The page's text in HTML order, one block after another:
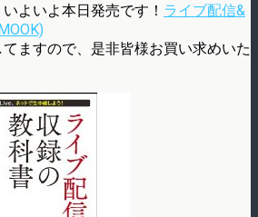
よいよ本日発売です！ ライブ配信&
ますので、是非皆様お買い求めいた